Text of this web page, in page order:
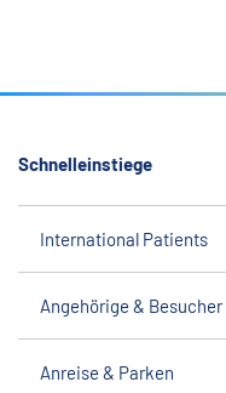
Schnelleinstiege
International Patients
Angehörige & Besucher
Anreise & Parken